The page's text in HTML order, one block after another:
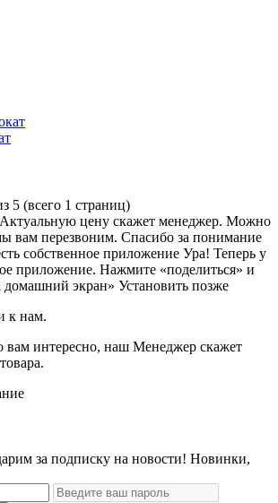
5 (всего 1 страниц)
цену скажет менеджер. Можно
вам перезвоним. Спасибо за понимание
собственное приложение Ура! Теперь у
приложение. Нажмите «поделиться» и
домашний экран» Установить позже
к нам.
вам интересно, наш Менеджер скажет
за подписку на новости! Новинки,